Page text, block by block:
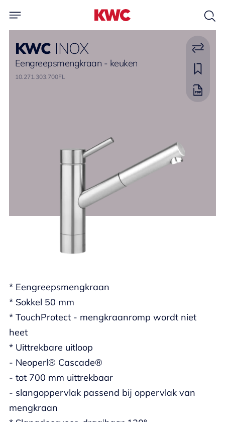
KWC INOX
Eengreepsmengkraan - keuken
10.271.303.700FL
* Eengreepsmengkraan
* Sokkel 50 mm
* TouchProtect - mengkraanromp wordt niet
heet
* Uittrekbare uitloop
- Neoperl® Cascade®
- tot 700 mm uittrekbaar
- slangoppervlak passend bij oppervlak van
mengkraan